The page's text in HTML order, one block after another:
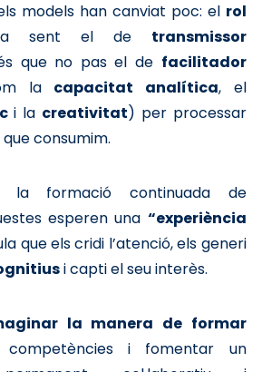
models han canviat poc: el rol
sent el de transmissor
que no pas el de facilitador
la capacitat analítica, el
i la creativitat) per processar
consumim.
formació continuada de
esperen una “experiència
que els cridi l’atenció, els generi
i capti el seu interès.
la manera de formar
i fomentar un